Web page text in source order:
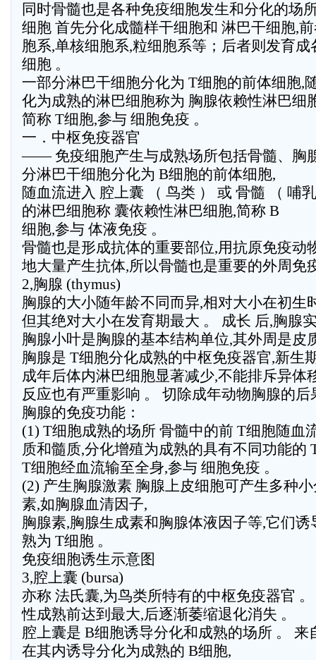
同时骨髓也是各种免疫细胞发生和分化的场
细胞 首先分化成髓样干细胞和 淋巴干细胞,
胞系,单核细胞系,粒细胞系等；后者则发育
细胞 。
一部分淋巴干细胞分化为 T细胞的前体细胞,
化为成熟的淋巴细胞称为 胸腺依赖性淋巴细
简称 T细胞,参与 细胞免疫 。
一．中枢免疫器官
—— 免疫细胞产生与成熟场所包括骨髓、胸
分淋巴干细胞分化为 B细胞的前体细胞,
随血流进入 腔上囊 （ 鸟类 ） 或 骨髓 （ 哺
的淋巴细胞称 囊依赖性淋巴细胞,简称 B
细胞,参与 体液免疫 。
骨髓也是形成抗体的重要部位,用抗原免疫动
地大量产生抗体,所以骨髓也是重要的外周免
2,胸腺 (thymus)
胸腺的大小随年龄不同而异,相对大小在初生
但其绝对大小在发育期最大 。 成长 后,胸腺
胸腺小叶是胸腺的基本结构单位,其外周是皮
胸腺是 T细胞分化成熟的中枢免疫器官,新生
成年后体内淋巴细胞显著减少,不能排斥异体
反应也有严重影响 。 切除成年动物胸腺的后
胸腺的免疫功能：
(1) T细胞成熟的场所 骨髓中的前 T细胞随血
质和髓质,分化增殖为成熟的具有不同功能的
T细胞经血流输至全身,参与 细胞免疫 。
(2) 产生胸腺激素 胸腺上皮细胞可产生多种
素,如胸腺血清因子,
胸腺素,胸腺生成素和胸腺体液因子等,它们
熟为 T细胞 。
免疫细胞诱生示意图
3,腔上囊 (bursa)
亦称 法氏囊,为鸟类所特有的中枢免疫器官 。
性成熟前达到最大,后逐渐萎缩退化消失 。
腔上囊是 B细胞诱导分化和成熟的场所 。 来
在其内诱导分化为成熟的 B细胞,